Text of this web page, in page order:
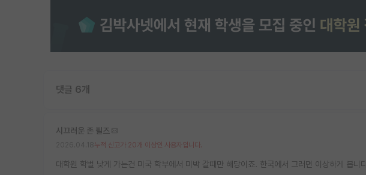
댓글 6개
시끄러운 존 필즈
누적 신고가 20개 이상인 사용자입니다.
대학원 학벌 낮게 가는건 미국 학부에서 미박 갈때만 해당이죠. 한국에서 그러면 이상하게 봅니다.